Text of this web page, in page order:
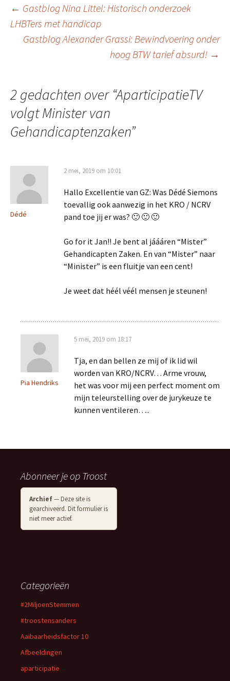
Berichtnavigatie
← Gastblog Nina Littel: Historisch onderzoek
LHBTers met handicap
Gastblog Alexander Grassi: Bewindvoering onder
hoog BTW tarief absurd! →
2 gedachten over “AparticipatieTV
volgt Minister van
Gehandicaptenzaken”
Dédé
2 mei, 2019 om 10:01
Hallo Excellentie van GZ: Was Dédé Siemons
toevallig ook aanwezig in het KRO / NCRV
pand toe jij er was? 🙂 🙂 🙂
Go for it Jan!! Je bent al jáááren “Mister”
Gehandicapten Zaken. En van “Mister” naar
“Minister” is een fluitje van een cent!
Je weet dat héél véél mensen je steunen!
Pia Hendriks
5 mei, 2019 om 18:17
Tja, en dan bellen ze mij of ik lid wil
worden van KRO/NCRV… Arme vrouw,
het was voor mij een perfect moment om
mijn teleurstelling over de jurykeuze te
kunnen ventileren…..
Abonneer je op Troost
Archief— Deze site is
gearchiveerd. Dit formulier is
niet meer actief.
Categorieën
#2MiljoenStemmen
#troostensanders
Aaibaarheidsfactor 10
Afbeeldingen
aparticipatie